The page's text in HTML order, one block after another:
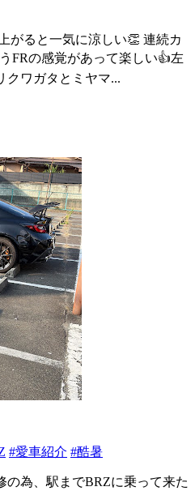
がると一気に涼しい👏 連続カ
FRの感覚があって楽しい👍左
クワガタとミヤマ...
#愛車紹介 #酷暑
の為、駅までBRZに乗って来た